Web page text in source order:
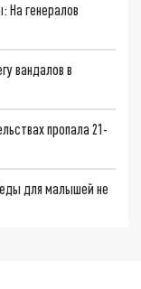
На генералов
вандалов в
пропала 21-
для малышей не